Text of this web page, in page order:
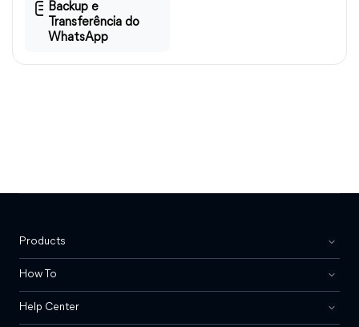
Backup e
Transferência do
WhatsApp
Products
How To
Help Center